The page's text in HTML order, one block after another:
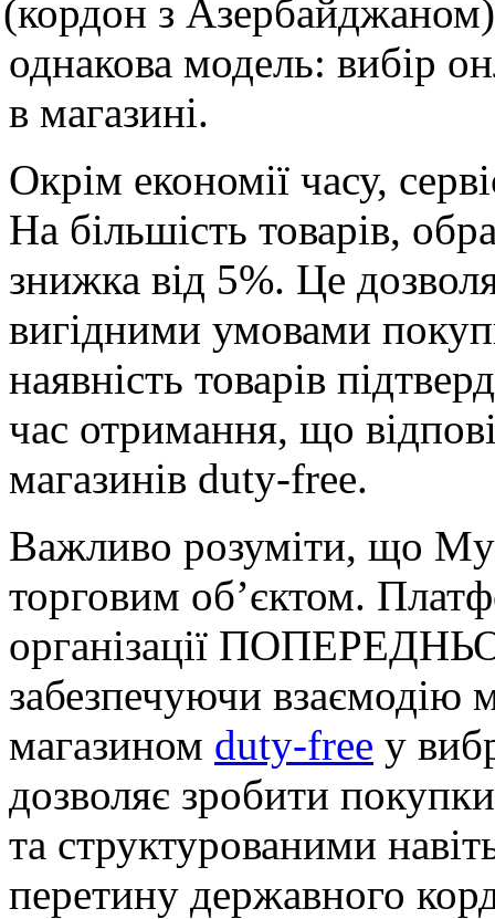
(кордон з
однакова модель: вибір
в магазині.
Окрім економії часу,
На більшість товарів,
знижка від 5%. Це
вигідними умовами
наявність товарів
час отримання, що
магазинів duty-free.
Важливо розуміти, що
торговим об’єктом.
організації
забезпечуючи взаємодію
магазином duty-free у
дозволяє зробити
та структурованими
перетину державного